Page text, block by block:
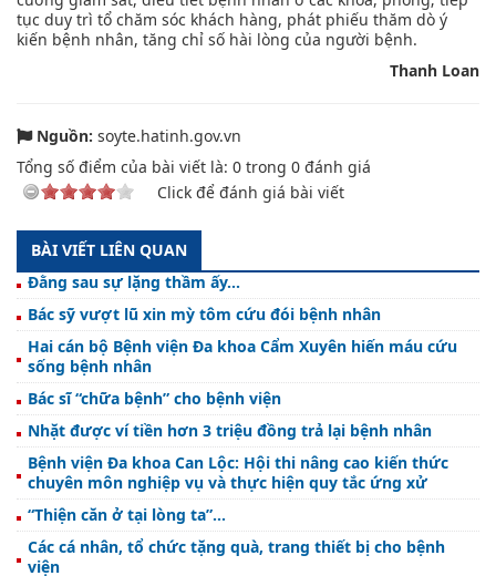
tục duy trì tổ chăm sóc khách hàng, phát phiếu thăm dò ý
kiến bệnh nhân, tăng chỉ số hài lòng của người bệnh.
Thanh Loan
Nguồn: soyte.hatinh.gov.vn
Tổng số điểm của bài viết là: 0 trong 0 đánh giá
Click để đánh giá bài viết
BÀI VIẾT LIÊN QUAN
Đằng sau sự lặng thầm ấy...
Bác sỹ vượt lũ xin mỳ tôm cứu đói bệnh nhân
Hai cán bộ Bệnh viện Đa khoa Cẩm Xuyên hiến máu cứu
sống bệnh nhân
Bác sĩ “chữa bệnh” cho bệnh viện
Nhặt được ví tiền hơn 3 triệu đồng trả lại bệnh nhân
Bệnh viện Đa khoa Can Lộc: Hội thi nâng cao kiến thức
chuyên môn nghiệp vụ và thực hiện quy tắc ứng xử
“Thiện căn ở tại lòng ta”...
Các cá nhân, tổ chức tặng quà, trang thiết bị cho bệnh
viện